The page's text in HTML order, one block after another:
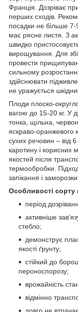
Франція. Дозріває
перших сходів.
посадки не більше 7-
має рясне листя. З
швидко
вирощування. Для
провести
сильному
здійснювати
не уражується
Плоди плоско-
вагою до 15-20 кг. У
тонка, щільна,
яскраво-оранжевого
сухих речовин – від 6
каротину і корисних
якостей після
термообробки.
запікання і
Особливості
період
активніше
стебло;
демонструє
якості ґрунту;
стійкий до
пероноспорозу;
врожайність
відмінно
довго не